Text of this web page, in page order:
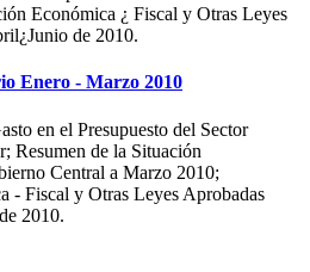
Económica ¿ Fiscal y Otras Leyes
de 2010.
Enero - Marzo 2010
en el Presupuesto del Sector
Resumen de la Situación
Central a Marzo 2010;
- Fiscal y Otras Leyes Aprobadas
2010.